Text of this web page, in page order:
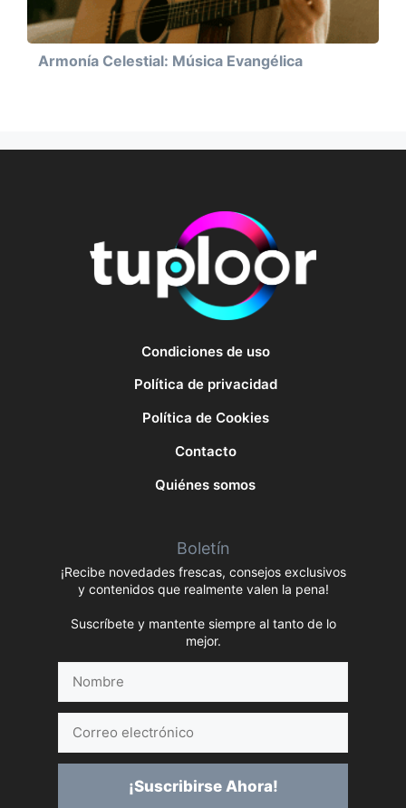
Armonía Celestial: Música Evangélica
Condiciones de uso
Política de privacidad
Política de Cookies
Contacto
Quiénes somos
Boletín
¡Recibe novedades frescas, consejos exclusivos
y contenidos que realmente valen la pena!
Suscríbete y mantente siempre al tanto de lo
mejor.
electrónico
¡Suscribirse Ahora!